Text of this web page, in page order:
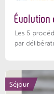
Évolution
Les 5
par
Séjour